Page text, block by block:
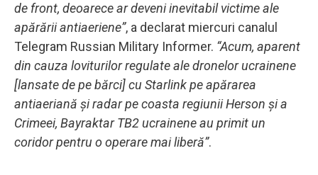
de front, deoarece ar deveni inevitabil victime ale
apărării antiaeriene”, a declarat miercuri canalul
Telegram Russian Military Informer. “Acum, aparent
din cauza loviturilor regulate ale dronelor ucrainene
[lansate de pe bărci] cu Starlink pe apărarea
antiaeriană și radar pe coasta regiunii Herson și a
Crimeei, Bayraktar TB2 ucrainene au primit un
coridor pentru o operare mai liberă”.